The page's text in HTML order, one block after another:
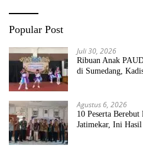
Popular Post
Juli 30, 2026
Ribuan Anak
di Sumedang,
Agustus 6, 2026
10 Peserta Berebut
Jatimekar, Ini